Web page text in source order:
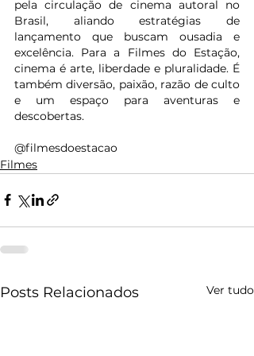
pela circulação de cinema autoral no
Brasil, aliando estratégias de
lançamento que buscam ousadia e
excelência. Para a Filmes do Estação,
cinema é arte, liberdade e pluralidade. É
também diversão, paixão, razão de culto
e um espaço para aventuras e
descobertas.
@filmesdoestacao
Filmes
Posts Relacionados Ver tudo